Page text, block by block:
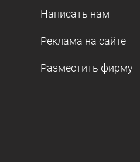
Написать нам
Реклама на сайте
Разместить фирму